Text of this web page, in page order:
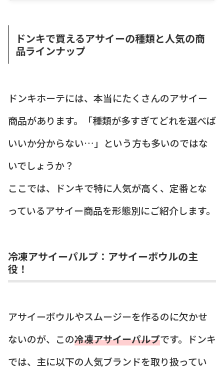
ドンキで買えるアサイーの種類と人気の商
品ラインナップ
ドンキホーテには、本当にたくさんのアサイー
商品があります。「種類が多すぎてどれを選べば
いいか分からない…」という方も多いのではな
いでしょうか？
ここでは、ドンキで特に人気が高く、定番とな
っているアサイー商品を形態別にご紹介します。
冷凍アサイーパルプ：アサイーボウルの主
役！
アサイーボウルやスムージーを作るのに欠かせ
ないのが、この冷凍アサイーパルプです。ドンキ
では、主に以下の人気ブランドを取り扱ってい